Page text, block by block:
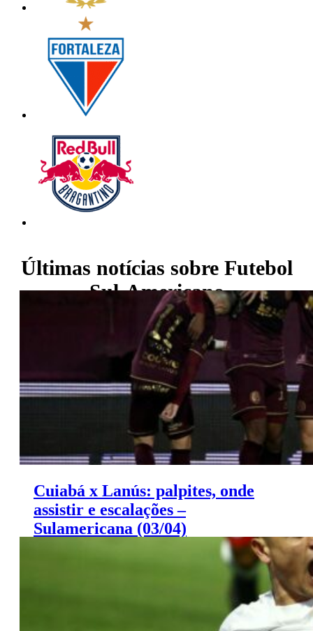
Últimas notícias sobre Futebol
Sul-Americano
Cuiabá x Lanús: palpites, onde
assistir e escalações –
Sulamericana (03/04)
Cuiabá x Lanús: palpites Sulamericana (03/04)